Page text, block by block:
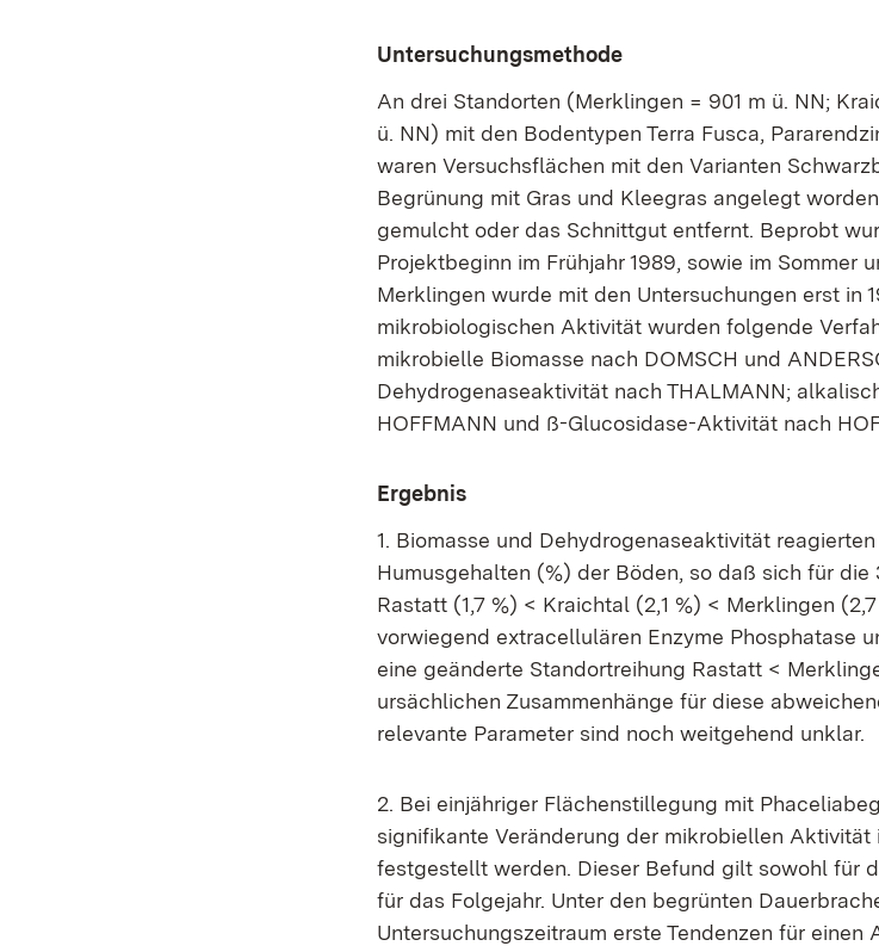
Untersuchungsmethode
An drei Standorten (Merklingen = 901 m ü. NN;
ü. NN) mit den Bodentypen Terra Fusca,
waren Versuchsflächen mit den Varianten
Begrünung mit Gras und Kleegras angelegt
gemulcht oder das Schnittgut entfernt. Beprobt
Projektbeginn im Frühjahr 1989, sowie im Sommer
Merklingen wurde mit den Untersuchungen erst in
mikrobiologischen Aktivität wurden folgende
mikrobielle Biomasse nach DOMSCH und
Dehydrogenaseaktivität nach THALMANN;
HOFFMANN und ß-Glucosidase-Aktivität nach
Ergebnis
1. Biomasse und Dehydrogenaseaktivität
Humusgehalten (%) der Böden, so daß sich für
Rastatt (1,7 %) < Kraichtal (2,1 %) < Merklingen
vorwiegend extracellulären Enzyme Phosphatase
eine geänderte Standortreihung Rastatt <
ursächlichen Zusammenhänge für diese
relevante Parameter sind noch weitgehend unklar.
2. Bei einjähriger Flächenstillegung mit
signifikante Veränderung der mikrobiellen
festgestellt werden. Dieser Befund gilt sowohl für
für das Folgejahr. Unter den begrünten
Untersuchungszeitraum erste Tendenzen für einen